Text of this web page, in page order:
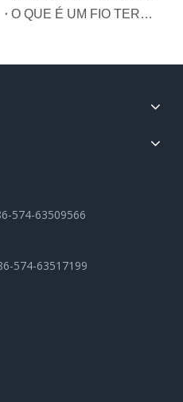
O QUE É UM FIO TERRA?
574-63509566
574-63517199